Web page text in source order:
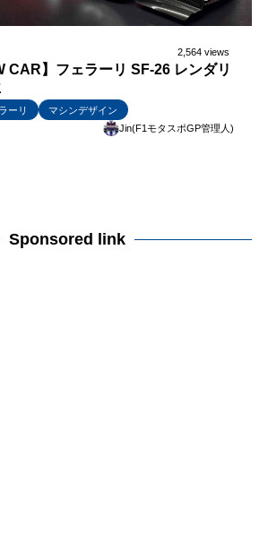
2,564 views
CAR】フェラーリ SF-26 レンダリ
ーリ
マシンデザイン
Jin(F1モタスポGP管理人)
Sponsored link